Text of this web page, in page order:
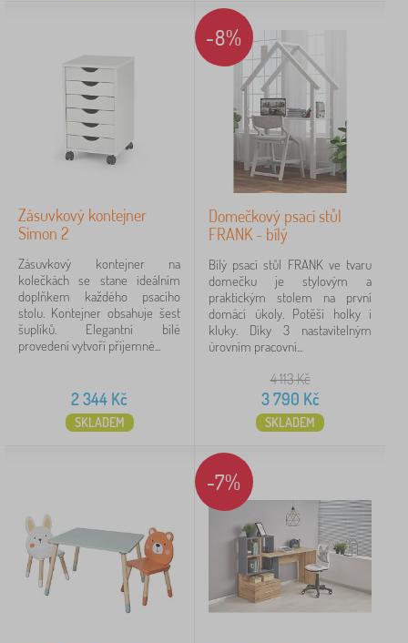
Zásuvkový kontejner
Simon 2
Zásuvkový kontejner na
kolečkách se stane ideálním
doplňkem každého psacího
stolu. Kontejner obsahuje šest
šuplíků. Elegantní bílé
provedení vytvoří příjemné...
2 344 Kč
SKLADEM
-8%
Domečkový psací stůl
FRANK - bílý
Bílý psací stůl FRANK ve tvaru
domečku je stylovým a
praktickým stolem na první
domácí úkoly. Potěší holky i
kluky. Díky 3 nastavitelným
úrovním pracovní...
4 113Kč
3 790 Kč
SKLADEM
-7%